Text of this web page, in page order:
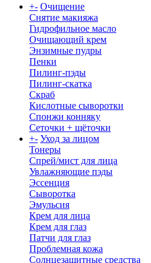
+- Очищение
Снятие макияжа
Гидрофильное масло
Очищающий крем
Энзимные пудры
Пенки
Пилинг-пэды
Пилинг-скатка
Скраб
Кислотные сыворотки
Спонжи конняку
Сеточки + щёточки
+- Уход за лицом
Тонеры
Спрей/мист для лица
Увлажняющие пэды
Эссенция
Сыворотка
Эмульсия
Крем для лица
Крем для глаз
Патчи для глаз
Проблемная кожа
Солнцезащитные средства